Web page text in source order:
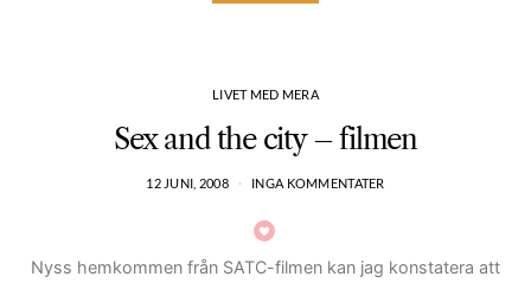
LIVET MED MERA
Sex and the city – filmen
12 JUNI, 2008 INGA KOMMENTATER
Nyss hemkommen från SATC-filmen kan jag konstatera att